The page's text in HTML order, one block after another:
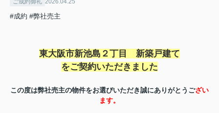
#成約 #弊社売主
東大阪市新池島２丁目 新築戸建て
をご契約いただきました
この度は弊社売主の物件をお選びいただき誠にありがとうござい
ます。